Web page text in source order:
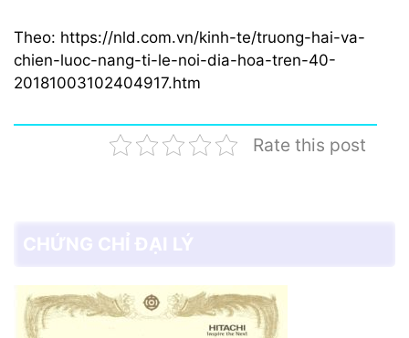
Theo: https://nld.com.vn/kinh-te/truong-hai-va-
chien-luoc-nang-ti-le-noi-dia-hoa-tren-40-
20181003102404917.htm
Rate this post